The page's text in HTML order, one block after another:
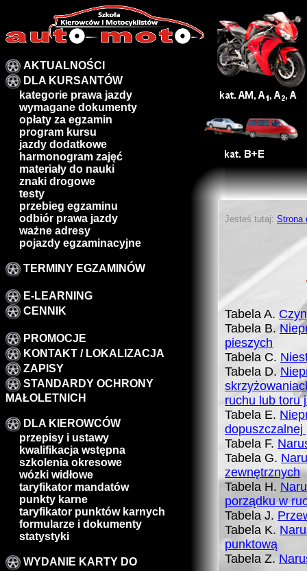
AKTUALNOŚCI
DLA KURSANTÓW
kategorie prawa jazdy
wymagane dokumenty
opłaty za egzamin
program kursu
jazdy dodatkowe
harmonogram zajęć
materiały do nauki
znaki drogowe
testy
przebieg egzaminu
odbiór prawa jazdy
ważne adresy
pojazdy egzaminacyjne
TERMINY EGZAMINÓW
E-LEARNING
CENNIK
PROMOCJE
KONTAKT / LOKALIZACJA
ZAPISY
STANDARDY OCHRONY
MAŁOLETNICH
DLA KIEROWCÓW
przepisy i ustawy
kwalifikacja wstępna
szkolenia okresowe
wózki widłowe
taryfikator mandatów
punkty karne
taryfikator punktów karnych
formularze i dokumenty
statystyki
WYDANIE KARTY DO
Jesteś tutaj: Strona
Tabela A.
Tabela B.
pieszych
Tabela C.
Tabela D.
ruchu lub toru
Tabela E.
dopuszczalnej
Tabela F.
Tabela G.
zewnętrznych
Tabela H.
porządku w
Tabela J.
Tabela K.
punktową
Tabela Z.